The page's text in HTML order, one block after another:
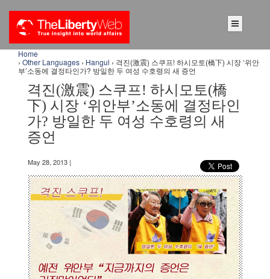
Home
› Other Languages › Hangul › 격진(激震) 스쿠프! 하시모토(橋下) 시장 ‘위안
부’소동에 결정타인가? 방일한 두 여성 수호령의 새 증언
격진(激震) 스쿠프! 하시모토(橋
下) 시장 ‘위안부’소동에 결정타인
가? 방일한 두 여성 수호령의 새
증언
May 28, 2013 |